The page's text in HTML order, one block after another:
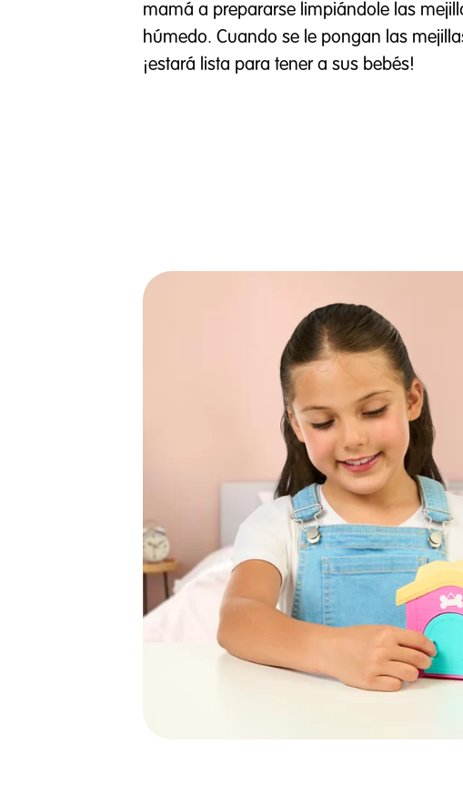
mamá a prepararse limpiándole las
húmedo. Cuando se le pongan las
¡estará lista para tener a sus bebés!